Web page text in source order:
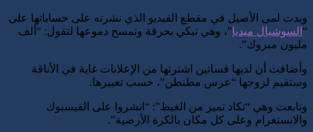
وبدت لمى الأصيل في مقطع الفيديو الذي نشرته على حساباتها على
“ السوشيال ميديا”، وهي تبكي بحرقة وتمسح دموعها لتقول: “ألف
مليون مبروك”.
وأضافت أن لديها فساتين اشترتها من الإعلانات غاية في الأناقة
وستقيم لزوجها “عرس مطنطن”، حسب تعبيرها.
وتابعت وهي “تكاد تميز من الغيظ”: “انشروا على الفيسبوك
والانستغرام وعلى كل مكان بالكرة الأرضية”.